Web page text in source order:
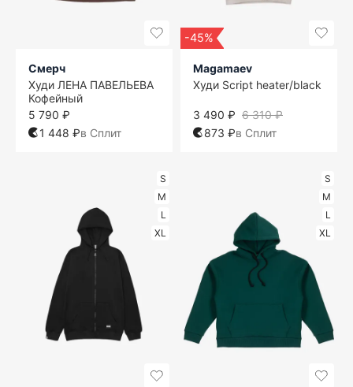
Смерч
Худи ЛЕНА ПАВЕЛЬЕВА
Кофейный
5 790 ₽
1 448 ₽в Сплит
-45%
Magamaev
Худи Script heater/black
6 310 ₽
3 490 ₽
873 ₽в Сплит
S
M
L
XL
S
M
L
XL